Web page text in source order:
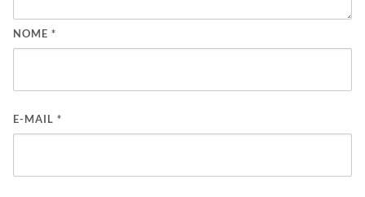
NOME *
E-MAIL *